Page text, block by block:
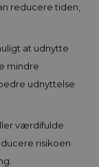
reducere tiden,
at udnytte
mindre
udnyttelse
værdifulde
risikoen